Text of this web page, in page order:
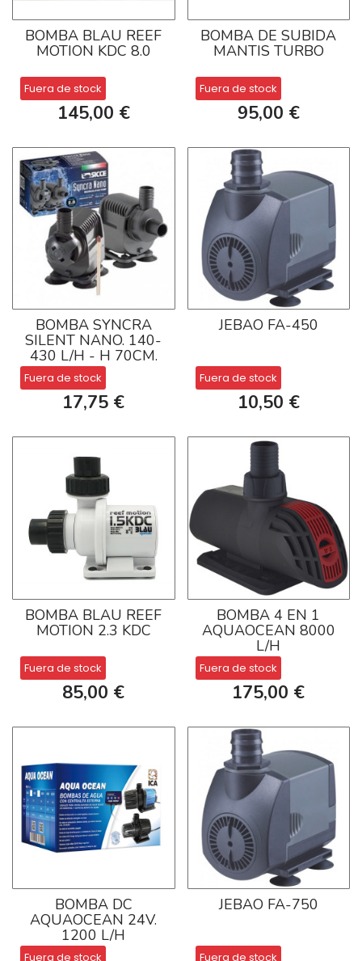
BOMBA BLAU REEF
MOTION KDC 8.0
Fuera de stock
145,00 €
BOMBA DE SUBIDA
MANTIS TURBO
Fuera de stock
95,00 €
BOMBA SYNCRA
SILENT NANO. 140-
430 L/H - H 70CM.
Fuera de stock
17,75 €
JEBAO FA-450
Fuera de stock
10,50 €
BOMBA BLAU REEF
MOTION 2.3 KDC
Fuera de stock
85,00 €
BOMBA 4 EN 1
AQUAOCEAN 8000
L/H
Fuera de stock
175,00 €
BOMBA DC
AQUAOCEAN 24V.
1200 L/H
Fuera de stock
JEBAO FA-750
Fuera de stock